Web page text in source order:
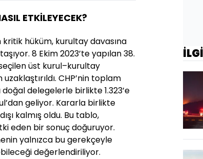
ETKİLEYECEK?
hüküm, kurultay davasına
8 Ekim 2023’te yapılan 38.
üst kurul–kurultay
CHP’nin toplam
delegelerle birlikte 1.323’e
geliyor. Kararla birlikte
kalmış oldu. Bu tablo,
eden bir sonuç doğuruyor.
yalnızca bu gerekçeyle
değerlendiriliyor.